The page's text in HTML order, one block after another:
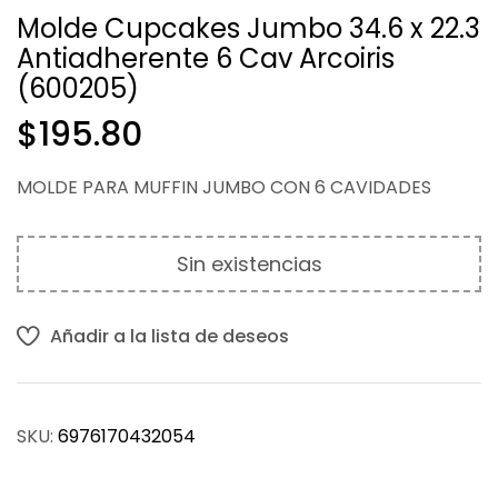
$ 224.18
$ 662.87
Molde Cupcakes Jumbo 34.6 x 22.3
Antiadherente 6 Cav Arcoiris
(600205)
$195.80
MOLDE PARA MUFFIN JUMBO CON 6 CAVIDADES
Sin existencias
Añadir a la lista de deseos
SKU: 6976170432054